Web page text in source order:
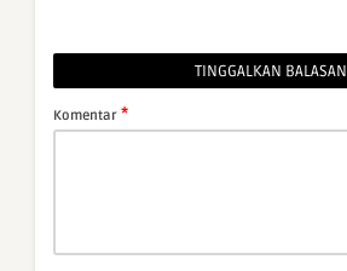
TINGGALKAN BALASAN
Komentar *